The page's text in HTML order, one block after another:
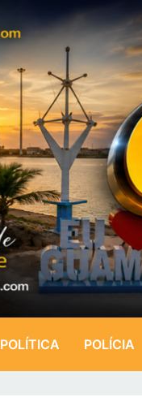
POLÍTICA POLÍCIA